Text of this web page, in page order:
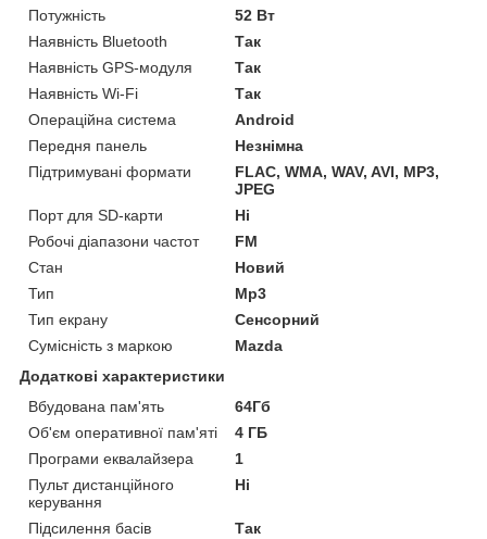
Потужність
52 Вт
Наявність Bluetooth
Так
Наявність GPS-модуля
Так
Наявність Wi-Fi
Так
Операційна система
Android
Передня панель
Незнімна
Підтримувані формати
FLAC, WMA, WAV, AVI, MP3,
JPEG
Порт для SD-карти
Ні
Робочі діапазони частот
FM
Стан
Новий
Тип
Mp3
Тип екрану
Сенсорний
Сумісність з маркою
Mazda
Додаткові характеристики
Вбудована пам'ять
64Гб
Об'єм оперативної пам'яті
4 ГБ
Програми еквалайзера
1
Пульт дистанційного
керування
Ні
Підсилення басів
Так